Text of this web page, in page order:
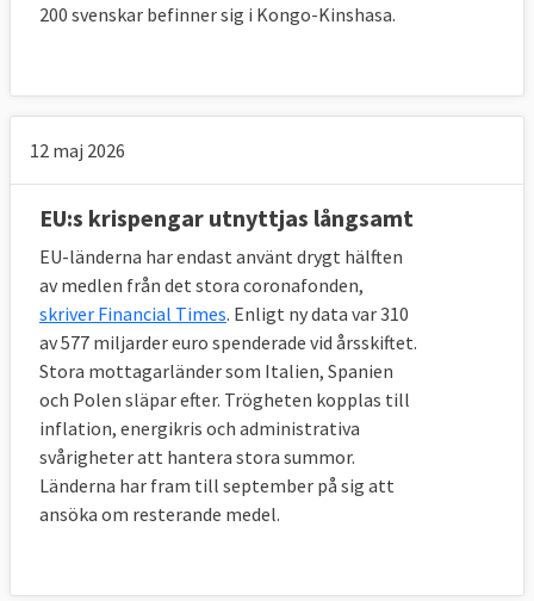
200 svenskar befinner sig i Kongo-Kinshasa.
12 maj 2026
EU:s krispengar utnyttjas långsamt
EU-länderna har endast använt drygt hälften
av medlen från det stora coronafonden,
skriver Financial Times. Enligt ny data var 310
av 577 miljarder euro spenderade vid årsskiftet.
Stora mottagarländer som Italien, Spanien
och Polen släpar efter. Trögheten kopplas till
inflation, energikris och administrativa
svårigheter att hantera stora summor.
Länderna har fram till september på sig att
ansöka om resterande medel.